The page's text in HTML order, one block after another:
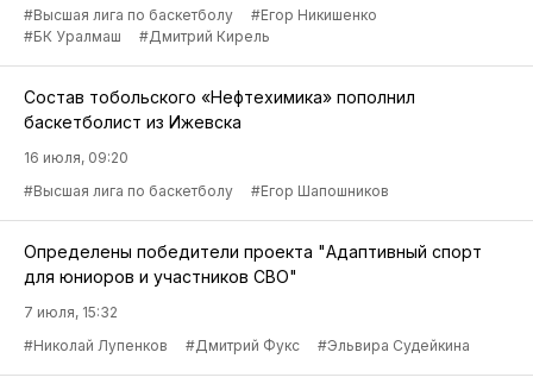
#Высшая лига по баскетболу
#Егор Никишенко
#БК Уралмаш
#Дмитрий Кирель
Состав тобольского «Нефтехимика» пополнил
баскетболист из Ижевска
16 июля, 09:20
#Высшая лига по баскетболу
#Егор Шапошников
Определены победители проекта "Адаптивный спорт
для юниоров и участников СВО"
7 июля, 15:32
#Николай Лупенков
#Дмитрий Фукс #Эльвира Судейкина